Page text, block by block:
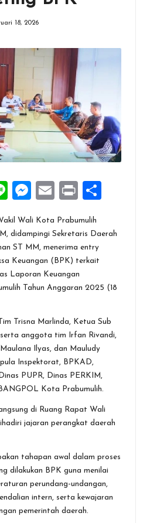
18, 2026
Li
e
M
se
n
g
er
E
ai
l
Pr
t
ar
Wali Kota Prabumulih
didampingi Sekretaris Daerah
ST MM, menerima entry
Keuangan (BPK) terkait
Laporan Keuangan
Tahun Anggaran 2025 (18
Trisna Marlinda, Ketua Sub
serta anggota tim Irfan Rivandi,
Ilyas, dan Mauludy
Inspektorat, BPKAD,
PUPR, Dinas PERKIM,
Kota Prabumulih.
di Ruang Rapat Wali
jajaran perangkat daerah
tahapan awal dalam proses
dilakukan BPK guna menilai
perundang-undangan,
intern, serta kewajaran
pemerintah daerah.